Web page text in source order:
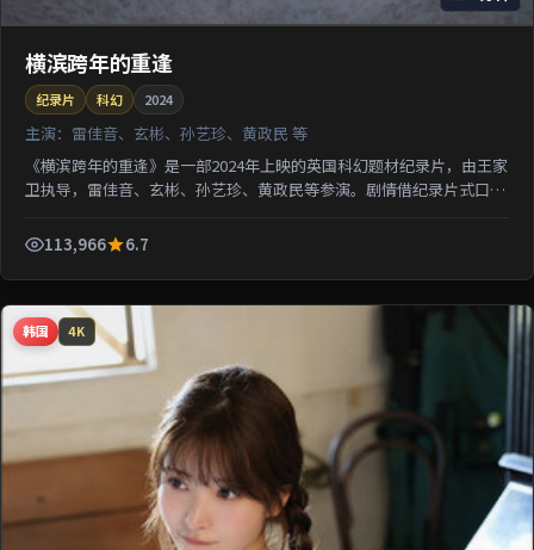
横滨跨年的重逢
纪录片 科幻 2024
主演： 雷佳音、玄彬、孙艺珍、黄政民 等
《横滨跨年的重逢》是一部2024年上映的英国科幻题材纪录片，由王家
卫执导，雷佳音、玄彬、孙艺珍、黄政民等参演。剧情借纪录片式口吻
113,966
6.7
韩国 4K